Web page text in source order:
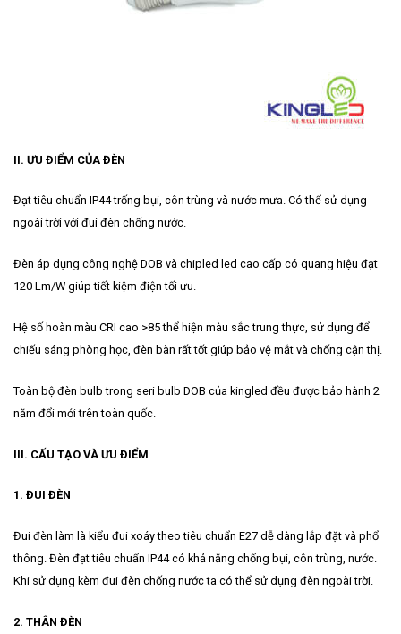
II. ƯU ĐIỂM CỦA ĐÈN
Đạt tiêu chuẩn IP44 trống bụi, côn trùng và nước mưa. Có thể sử dụng
ngoài trời với đui đèn chống nước.
Đèn áp dụng công nghệ DOB và chipled led cao cấp có quang hiệu đạt
120 Lm/W giúp tiết kiệm điện tối ưu.
Hệ số hoàn màu CRI cao >85 thể hiện màu sắc trung thực, sử dụng để
chiếu sáng phòng học, đèn bàn rất tốt giúp bảo vệ mắt và chống cận thị.
Toàn bộ đèn bulb trong seri bulb DOB của kingled đều được bảo hành 2
năm đổi mới trên toàn quốc.
III. CẤU TẠO VÀ ƯU ĐIỂM
1. ĐUI ĐÈN
Đui đèn làm là kiểu đui xoáy theo tiêu chuẩn E27 dễ dàng lắp đặt và phổ
thông. Đèn đạt tiêu chuẩn IP44 có khả năng chống bụi, côn trùng, nước.
Khi sử dụng kèm đui đèn chống nước ta có thể sử dụng đèn ngoài trời.
2. THÂN ĐÈN